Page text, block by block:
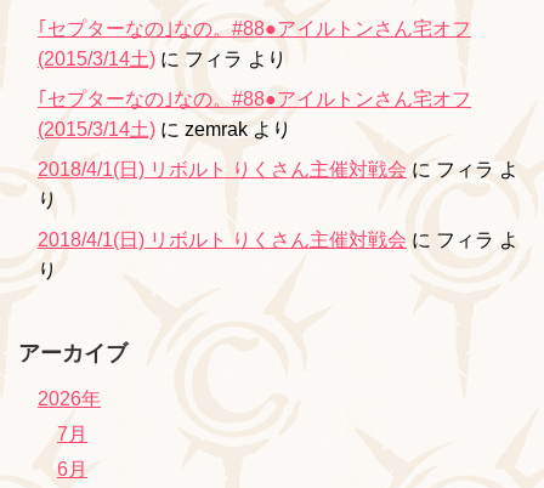
｢セプターなの｣なの。#88●アイルトンさん宅オフ
(2015/3/14土) に フィラ より
｢セプターなの｣なの。#88●アイルトンさん宅オフ
(2015/3/14土) に zemrak より
2018/4/1(日) リボルト りくさん主催対戦会 に フィラ よ
り
2018/4/1(日) リボルト りくさん主催対戦会 に フィラ よ
り
アーカイブ
2026年
7月
6月